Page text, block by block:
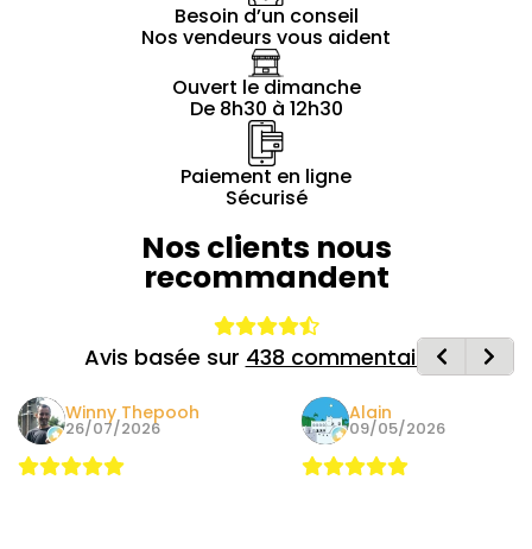
Besoin d’un conseil
Nos vendeurs vous aident
Ouvert le dimanche
De 8h30 à 12h30
Paiement en ligne
Sécurisé
Nos clients nous
recommandent
Avis basée sur 438 commentaires
Winny Thepooh
26/07/2026
Alain
09/05/2026